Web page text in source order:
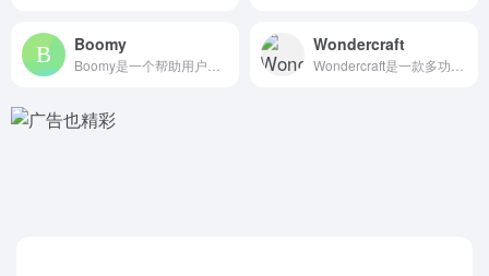
Boomy Wondercraft